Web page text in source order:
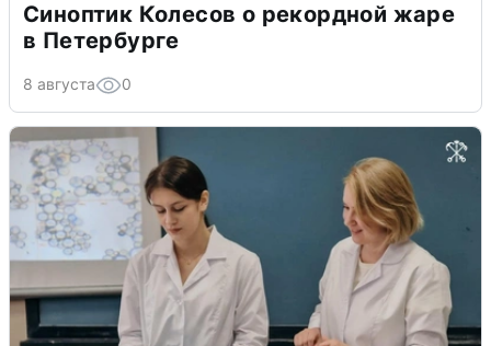
Синоптик Колесов о рекордной жаре
в Петербурге
8 августа 0